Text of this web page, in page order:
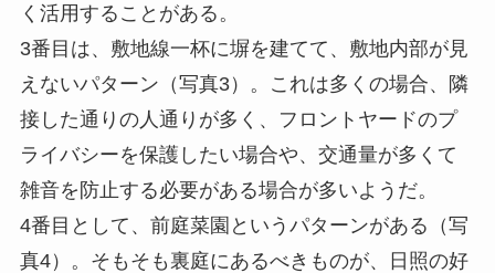
く活用することがある。
3番目は、敷地線一杯に塀を建てて、敷地内部が見
えないパターン（写真3）。これは多くの場合、隣
接した通りの人通りが多く、フロントヤードのプ
ライバシーを保護したい場合や、交通量が多くて
雑音を防止する必要がある場合が多いようだ。
4番目として、前庭菜園というパターンがある（写
真4）。そもそも裏庭にあるべきものが、日照の好